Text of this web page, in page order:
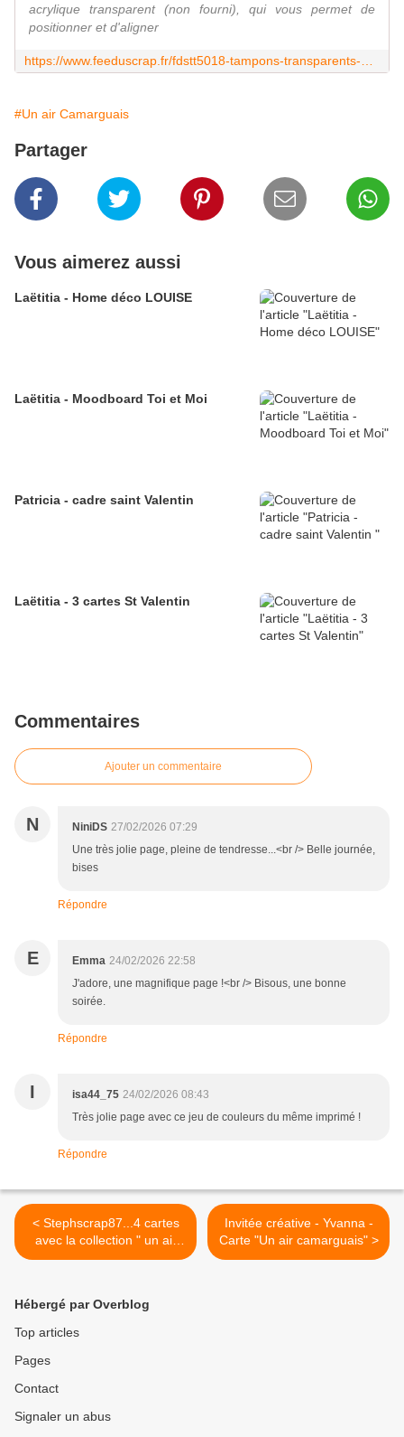
acrylique transparent (non fourni), qui vous permet de
positionner et d'aligner
#Un air Camarguais
Partager
Vous aimerez aussi
Laëtitia - Home déco LOUISE
Laëtitia - Moodboard Toi et Moi
Patricia - cadre saint Valentin
Laëtitia - 3 cartes St Valentin
Commentaires
Ajouter un commentaire
N NiniDS 27/02/2026 07:29
Une très jolie page, pleine de tendresse...<br /> Belle journée,
bises
Répondre
E Emma 24/02/2026 22:58
J'adore, une magnifique page !<br /> Bisous, une bonne
soirée.
Répondre
I isa44_75 24/02/2026 08:43
Très jolie page avec ce jeu de couleurs du même imprimé !
Répondre
< Stephscrap87...4 cartes
avec la collection " un air
camarguais"
Invitée créative - Yvanna -
Carte "Un air camarguais" >
Hébergé par Overblog
Top articles
Pages
Contact
Signaler un abus